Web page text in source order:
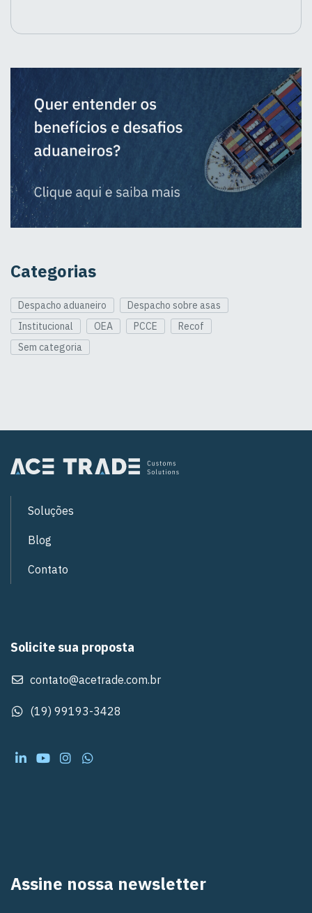
Categorias
Despacho aduaneiro
Despacho sobre asas
Institucional
OEA PCCE
Recof
Sem categoria
Soluções
Blog
Contato
Assine nossa newsletter
Solicite sua proposta
contato@acetrade.com.br
(19) 99193-3428